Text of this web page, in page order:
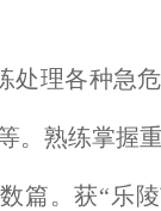
处理各种急
。 熟练掌握
篇。获“乐